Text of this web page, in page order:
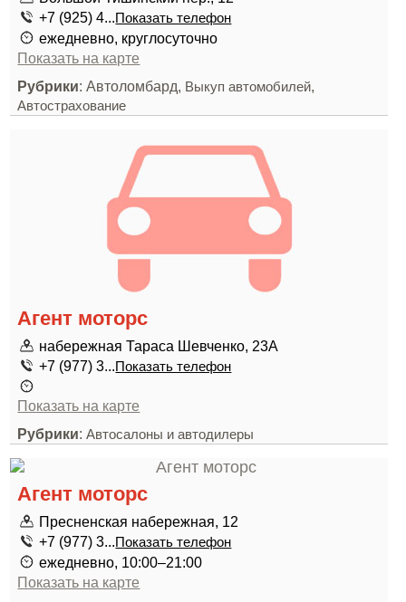
+7 (925) 4...Показать телефон
ежедневно, круглосуточно
Показать на карте
Рубрики: Автоломбард, Выкуп автомобилей,
Автострахование
Агент моторс
набережная Тараса Шевченко, 23А
+7 (977) 3...Показать телефон
Показать на карте
Рубрики:Автосалоны и автодилеры
Агент моторс
Пресненская набережная, 12
+7 (977) 3...Показать телефон
ежедневно, 10:00–21:00
Показать на карте